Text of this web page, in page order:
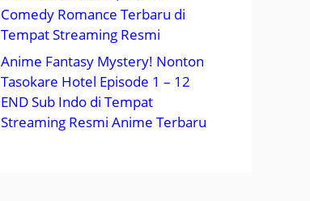
Comedy Romance Terbaru di
Tempat Streaming Resmi
Anime Fantasy Mystery! Nonton
Tasokare Hotel Episode 1 – 12
END Sub Indo di Tempat
Streaming Resmi Anime Terbaru